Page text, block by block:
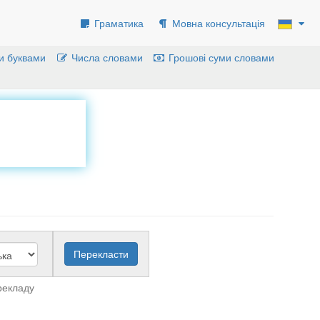
Граматика Мовна консультація
буквами Числа словами
Грошові суми словами